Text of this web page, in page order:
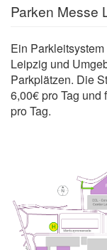
Parken Messe
Ein
Leipzig und
Parkplätzen. Die
6,00€ pro Tag und
pro Tag.